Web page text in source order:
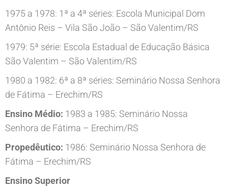
1975 a 1978: 1ª a 4ª séries: Escola Municipal Dom
Antônio Reis – Vila São João – São Valentim/RS
1979: 5ª série: Escola Estadual de Educação Básica
São Valentim – São Valentim/RS
1980 a 1982: 6ª a 8ª séries: Seminário Nossa Senhora
de Fátima – Erechim/RS
Ensino Médio: 1983 a 1985: Seminário Nossa
Senhora de Fátima – Erechim/RS
Propedêutico: 1986: Seminário Nossa Senhora de
Fátima – Erechim/RS
Ensino Superior